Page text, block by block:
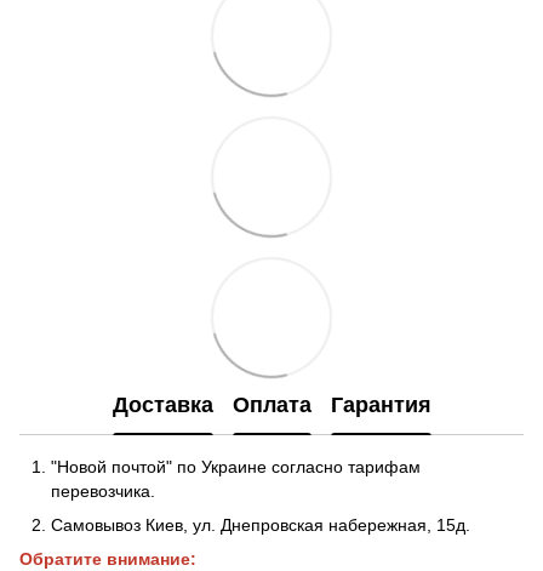
Доставка Оплата Гарантия
"Новой почтой" по Украине согласно тарифам
перевозчика.
Самовывоз Киев, ул. Днепровская набережная , 15д.
Обратите внимание: